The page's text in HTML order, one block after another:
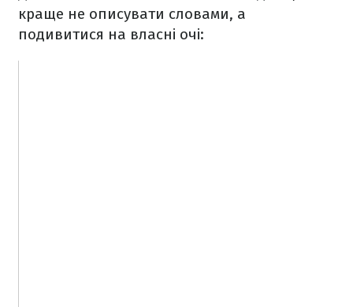
краще не описувати словами, а
подивитися на власні очі: